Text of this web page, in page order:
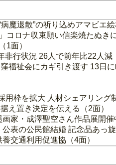
魔退散”の祈り込めアマビエ絵
ロナ収束願い信楽焼たぬき
1面）
行状況 26人で前年比22人減
福祉会にカギ引き渡す 13日に
枠を拡大 人材シェアリング
え置き決定を伝える（2面）
家・成澤聖空さん作品展開催
表の公民館結婚 記念品あっ旋
交通利用促進協（4面）